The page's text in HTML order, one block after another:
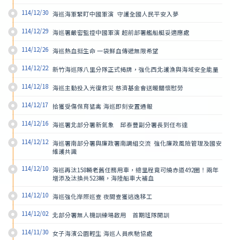
114/12/30 海巡海軍緊盯中國軍演  守護全國人民平安入夢
114/12/29 海巡署嚴密監控中國軍演 超前部署艦船艇妥適應處
114/12/26 海巡熱血挺生命 一袋鮮血傳遞無限希望
114/12/22 新竹海巡隊八里分隊正式揭牌，強化西北護漁與海域安全能量
114/12/18 海巡主動投入光復救災 慈濟基金會送暖關懷慰勞
114/12/17 拾獲受傷保育猛禽 海巡即刻安置通報
114/12/16 海巡署北部分署新氣象　邱泰豐副分署長到任布達
114/12/12 海巡署南部分署與廉政署南調組交流  強化廉政風險管理及國安
維護共識
114/12/10 海巡再汰158輛老舊任務用車，總里程竟可繞赤道492圈！兩年
增添及汰換共523輛，海陸船車大補血
114/12/10 海巡強化岸際巡查 夜間查獲逃逸移工
114/12/02 北部分署無人機訓練場啟用　首期班隊開訓
114/11/30 女子海濱公園輕生 海巡人員疾馳協處